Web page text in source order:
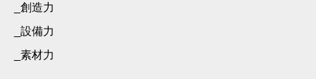
_創造力
_設備力
_素材力